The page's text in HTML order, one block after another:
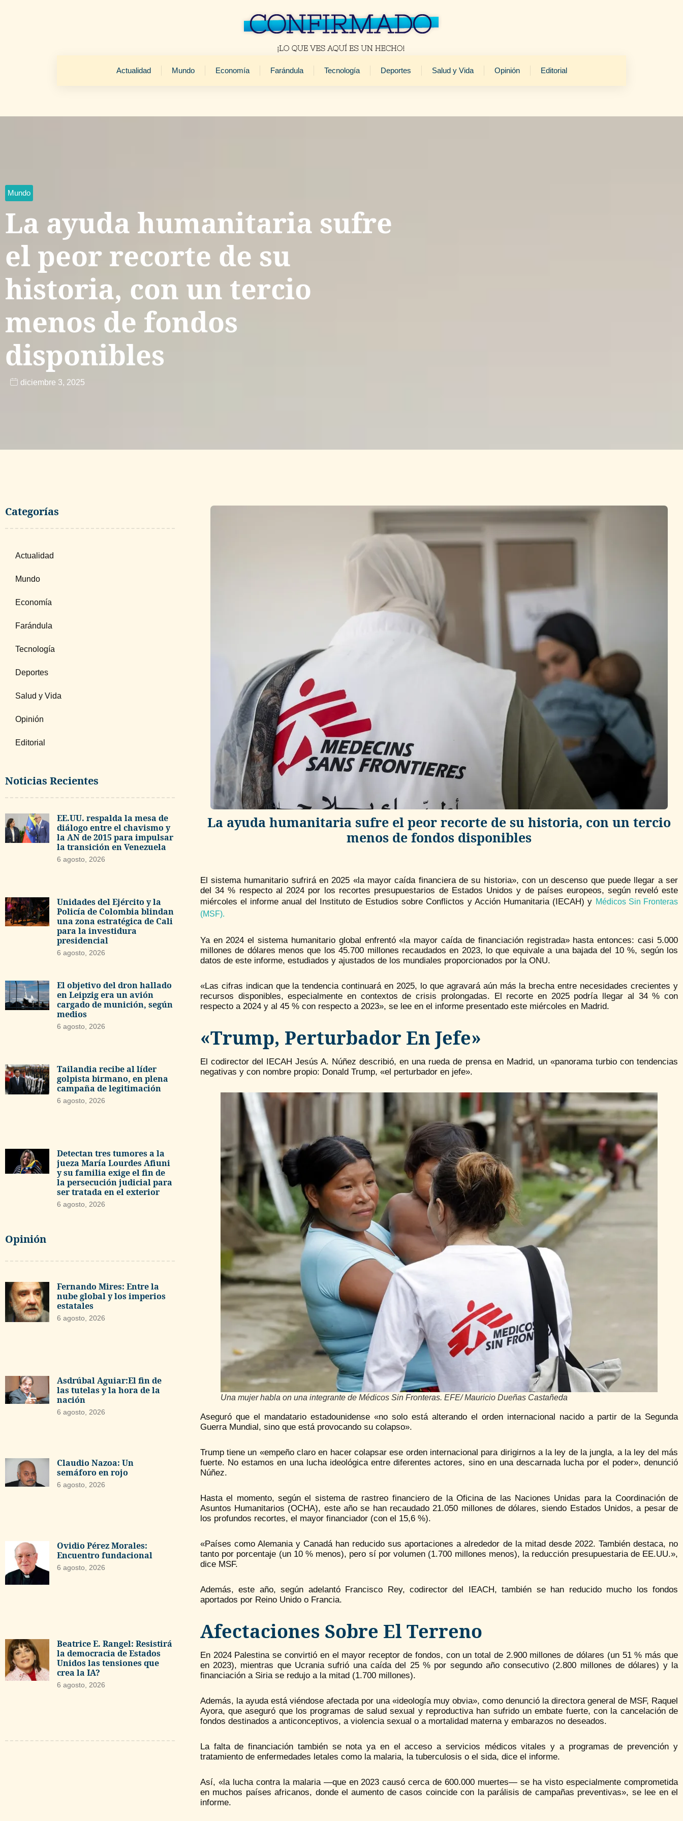
Actualidad Mundo Economía Farándula Tecnología Deportes Salud y Vida Opinión Editorial
Mundo
La ayuda humanitaria sufre
el peor recorte de su
historia, con un tercio
menos de fondos
disponibles
diciembre 3, 2025
Categorías
Actualidad
Mundo
Economía
Farándula
Tecnología
Deportes
Salud y Vida
Opinión
Editorial
Noticias Recientes
EE.UU. respalda la mesa de
diálogo entre el chavismo y
la AN de 2015 para impulsar
la transición en Venezuela
6 agosto, 2026
Unidades del Ejército y la
Policía de Colombia blindan
una zona estratégica de Cali
para la investidura
presidencial
6 agosto, 2026
El objetivo del dron hallado
en Leipzig era un avión
cargado de munición, según
medios
6 agosto, 2026
Tailandia recibe al líder
golpista birmano, en plena
campaña de legitimación
6 agosto, 2026
Detectan tres tumores a la
jueza María Lourdes Afiuni
y su familia exige el fin de
la persecución judicial para
ser tratada en el exterior
6 agosto, 2026
Opinión
Fernando Mires: Entre la
nube global y los imperios
estatales
6 agosto, 2026
Asdrúbal Aguiar:El fin de
las tutelas y la hora de la
nación
6 agosto, 2026
Claudio Nazoa: Un
semáforo en rojo
6 agosto, 2026
Ovidio Pérez Morales:
Encuentro fundacional
6 agosto, 2026
Beatrice E. Rangel: Resistirá
la democracia de Estados
Unidos las tensiones que
crea la IA?
6 agosto, 2026
La ayuda humanitaria sufre el peor recorte de su historia, con un tercio
menos de fondos disponibles
El sistema humanitario sufrirá en 2025 «la mayor caída financiera de su historia», con un descenso que puede llegar a ser
del 34 % respecto al 2024 por los recortes presupuestarios de Estados Unidos y de países europeos, según reveló este
miércoles el informe anual del Instituto de Estudios sobre Conflictos y Acción Humanitaria (IECAH) y Médicos Sin Fronteras
(MSF).
Ya en 2024 el sistema humanitario global enfrentó «la mayor caída de financiación registrada» hasta entonces: casi 5.000
millones de dólares menos que los 45.700 millones recaudados en 2023, lo que equivale a una bajada del 10 %, según los
datos de este informe, estudiados y ajustados de los mundiales proporcionados por la ONU.
«Las cifras indican que la tendencia continuará en 2025, lo que agravará aún más la brecha entre necesidades crecientes y
recursos disponibles, especialmente en contextos de crisis prolongadas. El recorte en 2025 podría llegar al 34 % con
respecto a 2024 y al 45 % con respecto a 2023», se lee en el informe presentado este miércoles en Madrid.
«Trump, Perturbador En Jefe»
El codirector del IECAH Jesús A. Núñez describió, en una rueda de prensa en Madrid, un «panorama turbio con tendencias
negativas y con nombre propio: Donald Trump, «el perturbador en jefe».
Una mujer habla on una integrante de Médicos Sin Fronteras. EFE/ Mauricio Dueñas Castañeda
Aseguró que el mandatario estadounidense «no solo está alterando el orden internacional nacido a partir de la Segunda
Guerra Mundial, sino que está provocando su colapso».
Trump tiene un «empeño claro en hacer colapsar ese orden internacional para dirigirnos a la ley de la jungla, a la ley del más
fuerte. No estamos en una lucha ideológica entre diferentes actores, sino en una descarnada lucha por el poder», denunció
Núñez.
Hasta el momento, según el sistema de rastreo financiero de la Oficina de las Naciones Unidas para la Coordinación de
Asuntos Humanitarios (OCHA), este año se han recaudado 21.050 millones de dólares, siendo Estados Unidos, a pesar de
los profundos recortes, el mayor financiador (con el 15,6 %).
«Países como Alemania y Canadá han reducido sus aportaciones a alrededor de la mitad desde 2022. También destaca, no
tanto por porcentaje (un 10 % menos), pero sí por volumen (1.700 millones menos), la reducción presupuestaria de EE.UU.»,
dice MSF.
Además, este año, según adelantó Francisco Rey, codirector del IEACH, también se han reducido mucho los fondos
aportados por Reino Unido o Francia.
Afectaciones Sobre El Terreno
En 2024 Palestina se convirtió en el mayor receptor de fondos, con un total de 2.900 millones de dólares (un 51 % más que
en 2023), mientras que Ucrania sufrió una caída del 25 % por segundo año consecutivo (2.800 millones de dólares) y la
financiación a Siria se redujo a la mitad (1.700 millones).
Además, la ayuda está viéndose afectada por una «ideología muy obvia», como denunció la directora general de MSF, Raquel
Ayora, que aseguró que los programas de salud sexual y reproductiva han sufrido un embate fuerte, con la cancelación de
fondos destinados a anticonceptivos, a violencia sexual o a mortalidad materna y embarazos no deseados.
La falta de financiación también se nota ya en el acceso a servicios médicos vitales y a programas de prevención y
tratamiento de enfermedades letales como la malaria, la tuberculosis o el sida, dice el informe.
Así, «la lucha contra la malaria —que en 2023 causó cerca de 600.000 muertes— se ha visto especialmente comprometida
en muchos países africanos, donde el aumento de casos coincide con la parálisis de campañas preventivas», se lee en el
informe.